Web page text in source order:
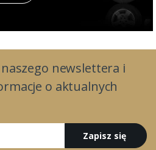
newslettera i
o aktualnych
Zapisz się